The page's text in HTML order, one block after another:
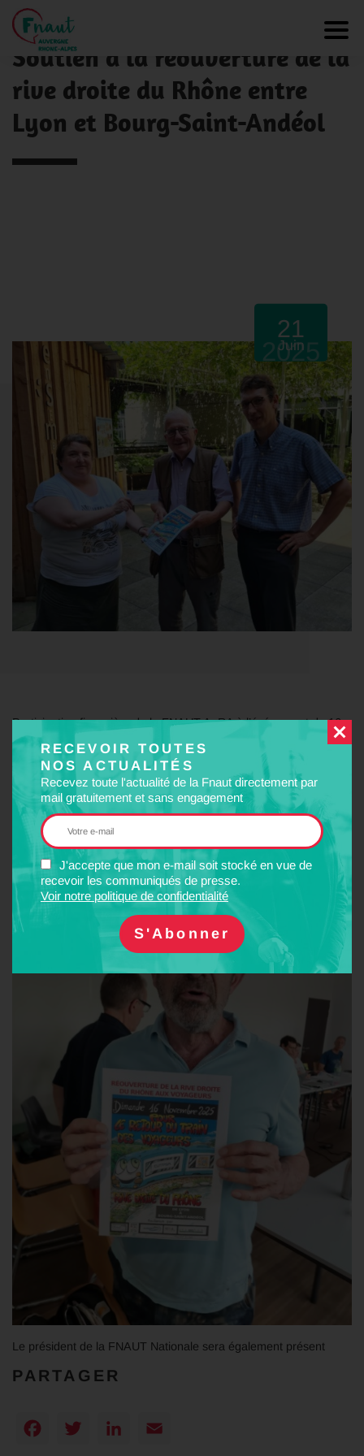
Panneau de gestion des cookies
RECEVOIR TOUTES
NOS ACTUALITÉS
Recevez toute l'actualité de la Fnaut directement par
mail gratuitement et sans engagement
J'accepte que mon e-mail soit stocké en vue de
recevoir les communiqués de presse.
Voir notre politique de confidentialité
NOS ACTUALITÉS
Soutien à la réouverture de la
rive droite du Rhône entre
Lyon et Bourg-Saint-Andéol
21
Juin
2025
Participation financière de la FNAUT AuRA à l’événement du 16
novembre 2025 pour la réouverture de la Rive Droite du Rhône
entre Lyon et Bourg-Saint-Andéol.
Remise du chèque par la Trésorière Nathalie Teppe (à gauche) et
le Président de la FNAUT AuRA Gérald PETITGAND (à droite)
au représentant de l’association Train en fête soutenu par
AUTERVR CUTPSAJean-François CULLAFROZ (au centre)
Le président de la FNAUT Nationale sera également présent
PARTAGER
Facebook
TwitterLinkedIn